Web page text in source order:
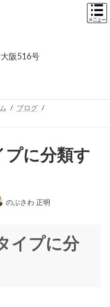
阪516号
ブログ
プに分類す
のぶさわ 正明
イプに分